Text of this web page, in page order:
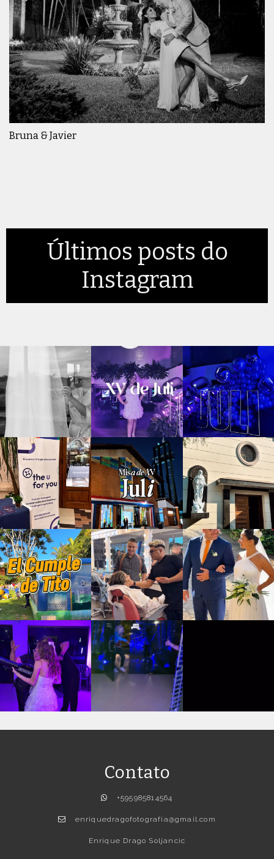
Bruna & Javier
Últimos posts do
Instagram
Contato
+595985814564
enriquedragofotografia@gmail.com
Enrique Drago Soljancic